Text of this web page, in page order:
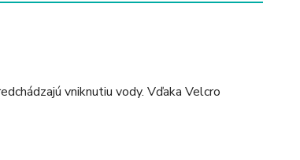
vniknutiu vody. Vďaka Velcro